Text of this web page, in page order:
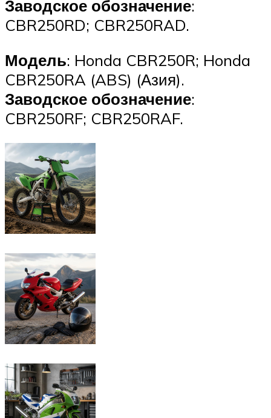
Заводское обозначение:
CBR250RD; CBR250RAD.
Модель: Honda CBR250R; Honda
CBR250RA (ABS) (Азия).
Заводское обозначение:
CBR250RF; CBR250RAF.